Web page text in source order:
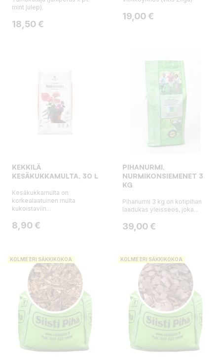
mint julep).
Hinta
18,50 €
Hinta
19,00 €
KEKKILÄ
KESÄKUKKAMULTA, 30 L
Kesäkukkamulta on
korkealaatuinen multa
kukoistaviin...
Hinta
8,90 €
PIHANURMI,
NURMIKONSIEMENET 3
KG
Pihanurmi 3 kg on kotipihan
laadukas yleisseos, joka...
Hinta
39,00 €
KOLME ERI SÄKKIKOKOA KOLME ERI SÄKKIKOKOA